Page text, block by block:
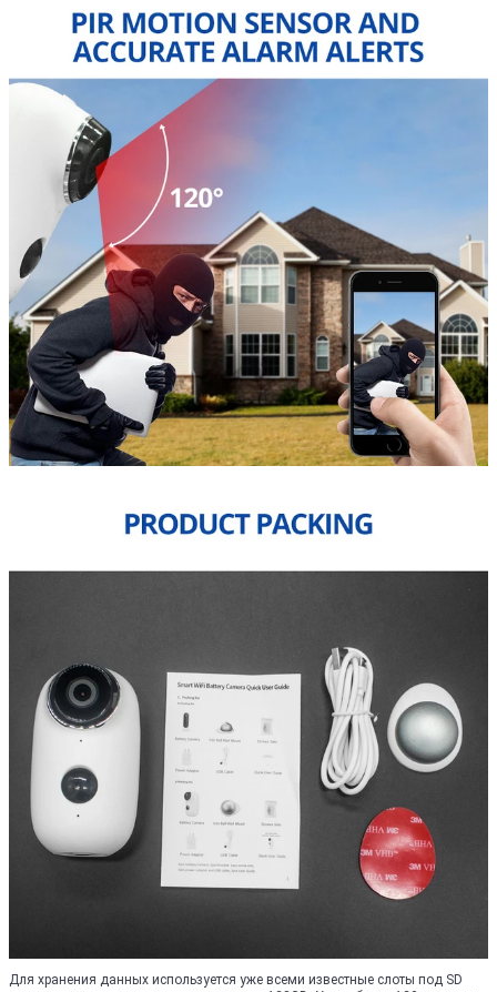
Для хранения данных используется уже всеми известные слоты под SD